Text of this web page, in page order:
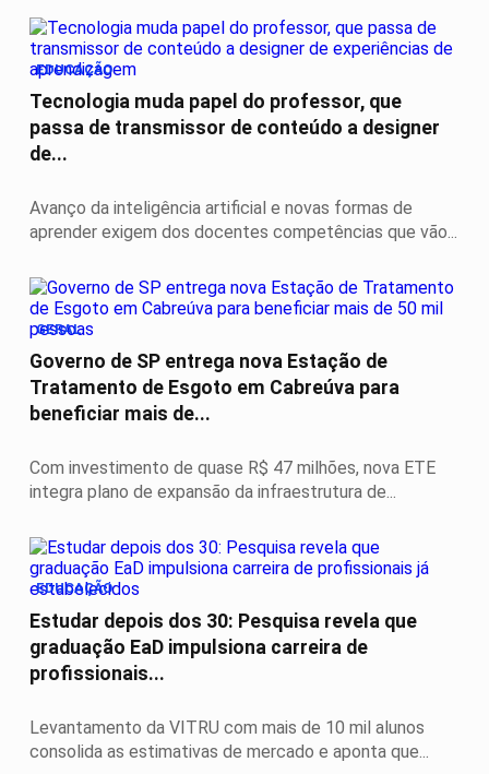
EDUCAÇÃO
Tecnologia muda papel do professor, que
passa de transmissor de conteúdo a designer
de...
Avanço da inteligência artificial e novas formas de
aprender exigem dos docentes competências que vão...
GERAL
Governo de SP entrega nova Estação de
Tratamento de Esgoto em Cabreúva para
beneficiar mais de...
Com investimento de quase R$ 47 milhões, nova ETE
integra plano de expansão da infraestrutura de...
EDUCAÇÃO
Estudar depois dos 30: Pesquisa revela que
graduação EaD impulsiona carreira de
profissionais...
Levantamento da VITRU com mais de 10 mil alunos
consolida as estimativas de mercado e aponta que...